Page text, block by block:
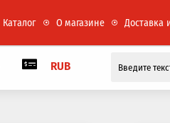
Каталог О магазине Доставка
RUB